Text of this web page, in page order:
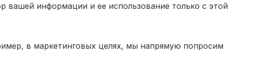
вашей информации и ее использование только с этой
в маркетинговых целях, мы напрямую попросим